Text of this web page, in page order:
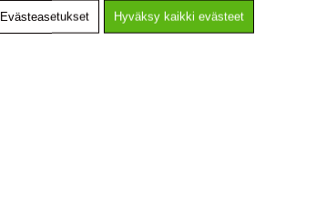
Evästeasetukset Hyväksy kaikki evästeet